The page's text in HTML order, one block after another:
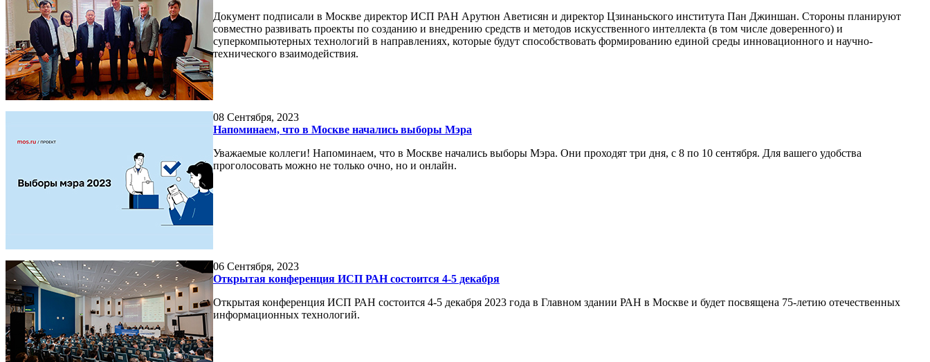
Документ подписали в Москве директор ИСП РАН Арутюн Аветисян и директор Цзинаньского института Пан Джиншан. Стороны планируют
совместно развивать проекты по созданию и внедрению средств и методов искусственного интеллекта (в том числе доверенного) и
суперкомпьютерных технологий в направлениях, которые будут способствовать формированию единой среды инновационного и научно-
технического взаимодействия.
08 Сентября, 2023
Напоминаем, что в Москве начались выборы Мэра
Уважаемые коллеги! Напоминаем, что в Москве начались выборы Мэра. Они проходят три дня, с 8 по 10 сентября. Для вашего удобства
проголосовать можно не только очно, но и онлайн.
06 Сентября, 2023
Открытая конференция ИСП РАН состоится 4-5 декабря
Открытая конференция ИСП РАН состоится 4-5 декабря 2023 года в Главном здании РАН в Москве и будет посвящена 75-летию отечественных
информационных технологий.